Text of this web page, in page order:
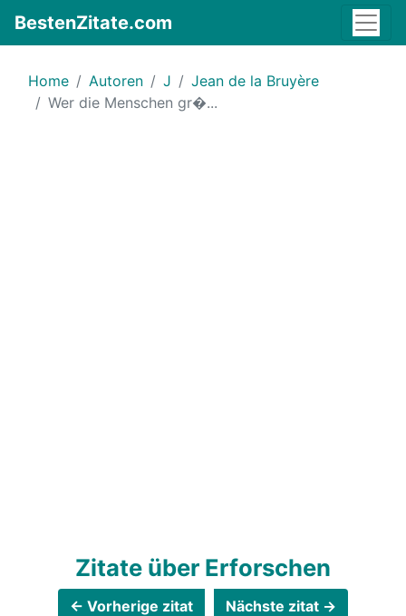
BestenZitate.com
Home Autoren J
Jean de la Bruyère
Wer die Menschen gr�...
Zitate über Erforschen
← Vorherige zitat Nächste zitat →